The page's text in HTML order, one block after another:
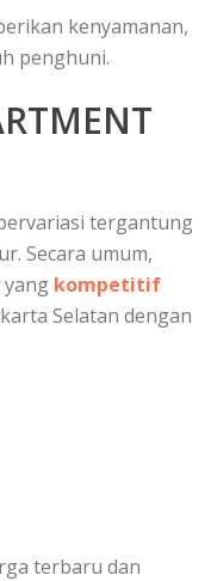
kenyamanan,
penghuni.
tergantung
Secara umum,
kompetitif
Selatan dengan
terbaru dan